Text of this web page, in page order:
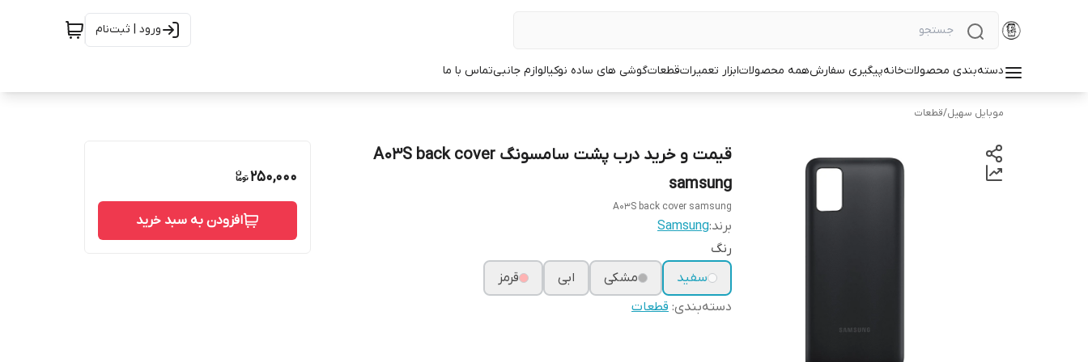
ورود | ثبت‌نام
دسته‌بندی محصولاتخانهپیگیری سفارشهمه محصولاتابزار تعمیراتقطعاتگوشی های ساده نوکیالوازم جانبیتماس با ما
موبایل سهیل/قطعات
قیمت و خرید درب پشت سامسونگ A03S back cover
samsung
A03S back cover samsung
برند:Samsung
رنگ
سفید
مشکی ابی
قرمز
دسته‌بندی: قطعات
250,000
افزودن به سبد خرید